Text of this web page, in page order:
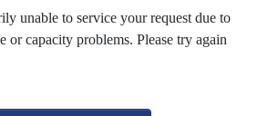
unable to service your request due to
or capacity problems. Please try again